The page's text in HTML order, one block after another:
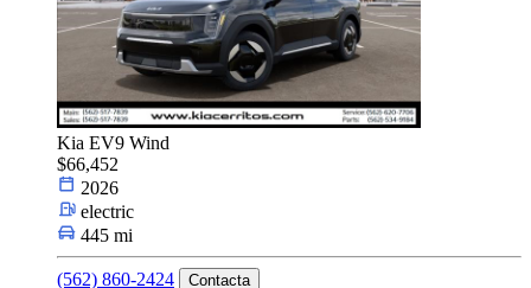
Kia EV9 Wind
$66,452
2026
electric
445 mi
(562) 860-2424 Contacta